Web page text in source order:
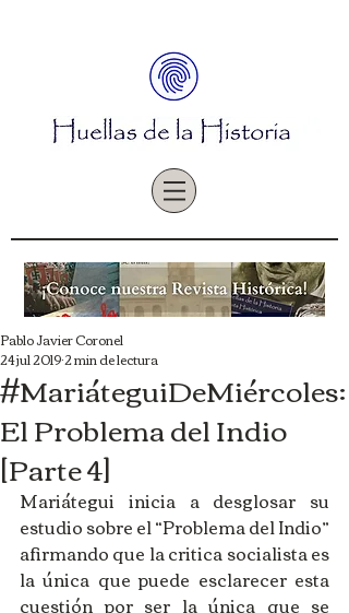
#MariáteguiDeMiércoles:
El Problema del Indio
[Parte 4]
Pablo Javier Coronel
24 jul 20192 min de lectura
Mariátegui inicia a desglosar su
estudio sobre el “Problema del Indio”
afirmando que la critica socialista es
la única que puede esclarecer esta
cuestión por ser la única que se